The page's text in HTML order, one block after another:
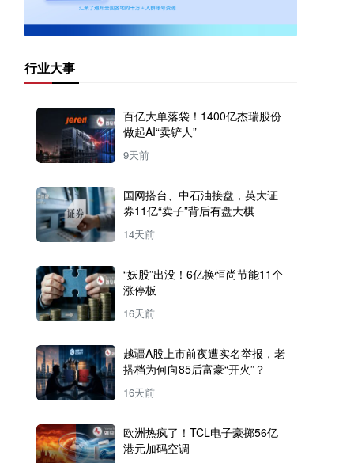
行业大事
百亿大单落袋！1400亿杰瑞股份
做起AI“卖铲人”
9天前
国网搭台、中石油接盘，英大证
券11亿“卖子”背后有盘大棋
14天前
“妖股”出没！6亿换恒尚节能11个
涨停板
16天前
越疆A股上市前夜遭实名举报，老
搭档为何向85后富豪“开火”？
16天前
欧洲热疯了！TCL电子豪掷56亿
港元加码空调